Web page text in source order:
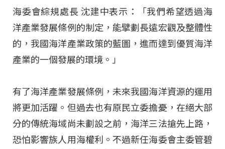
海委會綜規處長 沈建中表示：「我們希望透過海
洋產業發展條例的制定，能擘劃長遠宏觀及整體性
的，我國海洋產業政策的藍圖，進而達到優質海洋
產業的一個發展的環境。」
有了海洋產業發展條例，未來我國海洋資源的運用
將更加活躍。但過去也有原民立委擔憂，在絕大部
分的傳統海域尚未劃設之前，海洋三法搶先上路，
恐怕影響族人用海權利。不過新任海委會主委管碧